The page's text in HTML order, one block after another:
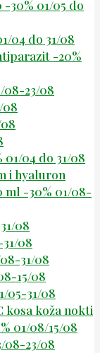
30% 01/05 do
04 do 31/08
-20%
08-23/08
08
04 do 31/08
i hyaluron
-30% 01/08-
08
08
31/08
15/08
05-31/08
kosa koža nokti
01/08/15/08
08-23/08